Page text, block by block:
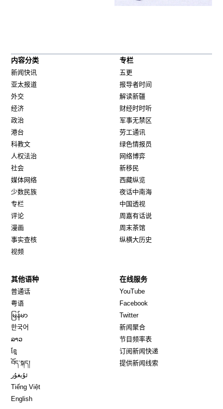
内容分类
新闻快讯
亚太报道
外交
经济
政治
港台
科教文
人权法治
社会
媒体网络
少数民族
专栏
评论
漫画
事实查核
视频
专栏
五更
报导者时间
解读新疆
财经时时听
军事无禁区
劳工通讯
绿色情报员
网络博弈
新移民
西藏纵览
夜话中南海
中国透视
周嘉有话说
周末茶馆
纵横大历史
其他语种
普通话
粤语
မြန်မာ
한국어
ລາວ
ខ្មែ
བོད་སྐད།
ئۇيغۇر
Tiếng Việt
English
在线服务
YouTube
Facebook
TwitterOpens in new window
新闻聚合
节目频率表
订阅新闻快递
提供新闻线索